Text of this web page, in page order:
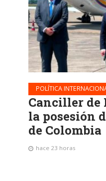
POLÍTICA
Canciller de
la posesión
de Colombia
hace 23 horas